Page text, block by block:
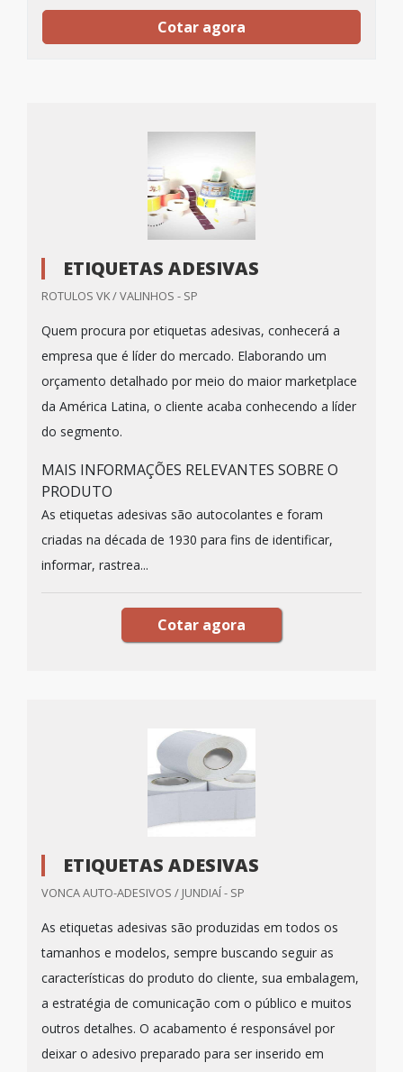
Cotar agora
ETIQUETAS ADESIVAS
ROTULOS VK / VALINHOS - SP
Quem procura por etiquetas adesivas, conhecerá a
empresa que é líder do mercado. Elaborando um
orçamento detalhado por meio do maior marketplace
da América Latina, o cliente acaba conhecendo a líder
do segmento.
MAIS INFORMAÇÕES RELEVANTES SOBRE O
PRODUTO
As etiquetas adesivas são autocolantes e foram
criadas na década de 1930 para fins de identificar,
informar, rastrea...
Cotar agora
ETIQUETAS ADESIVAS
VONCA AUTO-ADESIVOS / JUNDIAÍ - SP
As etiquetas adesivas são produzidas em todos os
tamanhos e modelos, sempre buscando seguir as
características do produto do cliente, sua embalagem,
a estratégia de comunicação com o público e muitos
outros detalhes. O acabamento é responsável por
deixar o adesivo preparado para ser inserido em